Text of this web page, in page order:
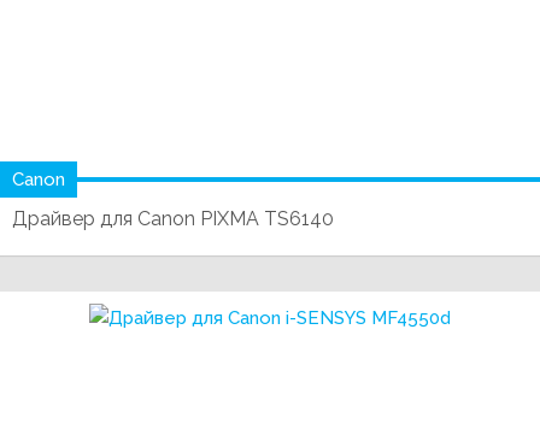
Canon
Драйвер для Canon PIXMA TS6140